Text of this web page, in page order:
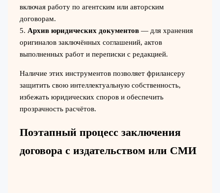
включая работу по агентским или авторским
договорам.
5. Архив юридических документов— для хранения
оригиналов заключённых соглашений, актов
выполненных работ и переписки с редакцией.
Наличие этих инструментов позволяет фрилансеру
защитить свою интеллектуальную собственность,
избежать юридических споров и обеспечить
прозрачность расчётов.
Поэтапный процесс заключения
договора с издательством или СМИ